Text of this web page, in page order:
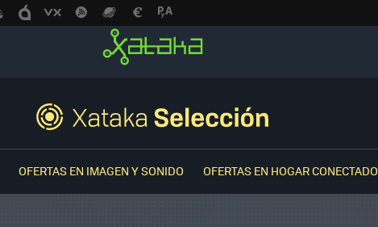
OFERTAS EN IMAGEN Y SONIDO OFERTAS EN HOGAR CONECTADO